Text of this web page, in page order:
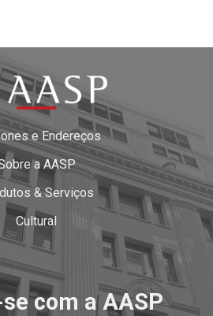
e Endereços
a AASP
& Serviços
Cultural
com a AASP